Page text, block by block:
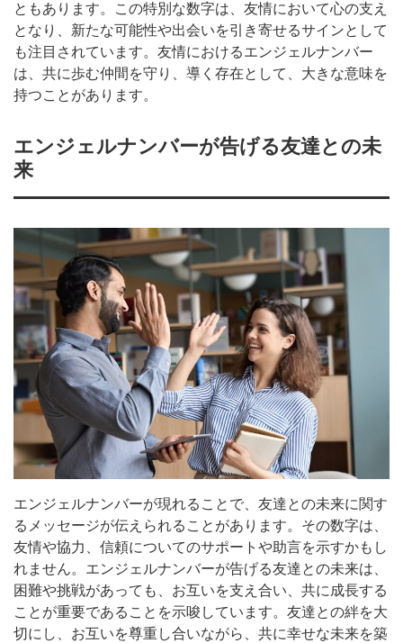
ともあります。この特別な数字は、友情において心の支え
となり、新たな可能性や出会いを引き寄せるサインとして
も注目されています。友情におけるエンジェルナンバー
は、共に歩む仲間を守り、導く存在として、大きな意味を
持つことがあります。
エンジェルナンバーが告げる友達との未
来
エンジェルナンバーが現れることで、友達との未来に関す
るメッセージが伝えられることがあります。その数字は、
友情や協力、信頼についてのサポートや助言を示すかもし
れません。エンジェルナンバーが告げる友達との未来は、
困難や挑戦があっても、お互いを支え合い、共に成長する
ことが重要であることを示唆しています。友達との絆を大
切にし、お互いを尊重し合いながら、共に幸せな未来を築